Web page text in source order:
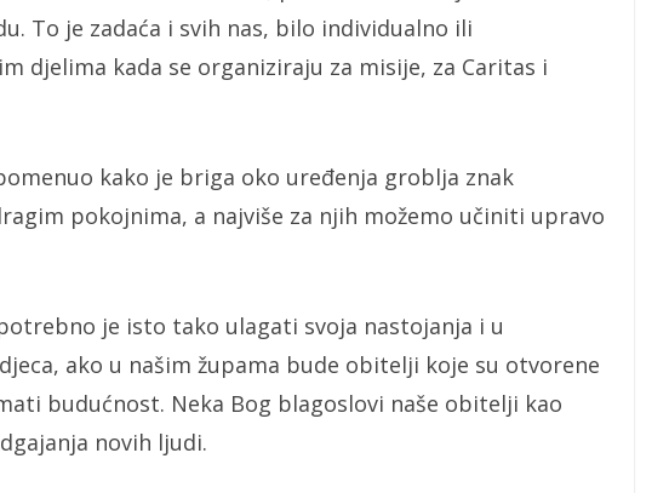
To je zadaća i svih nas, bilo individualno ili
djelima kada se organiziraju za misije, za Caritas i
kako je briga oko uređenja groblja znak
pokojnima, a najviše za njih možemo učiniti upravo
je isto tako ulagati svoja nastojanja i u
ako u našim župama bude obitelji koje su otvorene
budućnost. Neka Bog blagoslovi naše obitelji kao
novih ljudi.